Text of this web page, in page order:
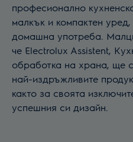
професионално
малкък и компактен
домашна употреба.
че Electrolux Assistent,
обработка на храна, ще
най-издръжливите
както за своята
успешния си дизайн.